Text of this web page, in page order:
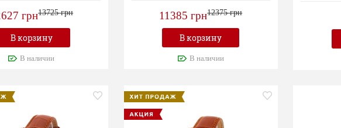
грн13725 грн
В корзину
В наличии
11385 грн12375 грн
В корзину
В наличии